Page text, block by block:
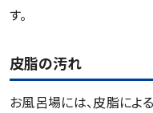
す。
皮脂の汚れ
お風呂場には、皮脂によ